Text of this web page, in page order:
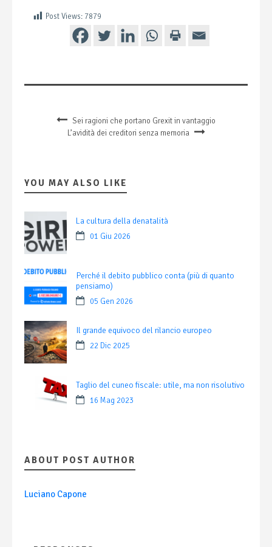
Post Views: 7879
Sei ragioni che portano Grexit in vantaggio
L’avidità dei creditori senza memoria
YOU MAY ALSO LIKE
La cultura della denatalità
01 Giu 2026
Perché il debito pubblico conta (più di quanto
pensiamo)
05 Gen 2026
Il grande equivoco del rilancio europeo
22 Dic 2025
Taglio del cuneo fiscale: utile, ma non risolutivo
16 Mag 2023
ABOUT POST AUTHOR
Luciano Capone